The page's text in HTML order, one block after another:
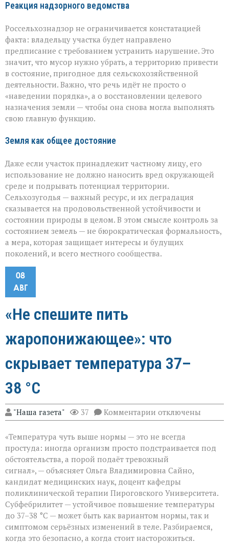
Реакция надзорного ведомства
Россельхознадзор не ограничивается констатацией
факта: владельцу участка будет направлено
предписание с требованием устранить нарушение. Это
значит, что мусор нужно убрать, а территорию привести
в состояние, пригодное для сельскохозяйственной
деятельности. Важно, что речь идёт не просто о
«наведении порядка», а о восстановлении целевого
назначения земли — чтобы она снова могла выполнять
свою главную функцию.
Земля как общее достояние
Даже если участок принадлежит частному лицу, его
использование не должно наносить вред окружающей
среде и подрывать потенциал территории.
Сельхозугодья — важный ресурс, и их деградация
сказывается на продовольственной устойчивости и
состоянии природы в целом. В этом смысле контроль за
состоянием земель — не бюрократическая формальность,
а мера, которая защищает интересы и будущих
поколений, и всего местного сообщества.
08
АВГ
«Не спешите пить
жаропонижающее»: что
скрывает температура 37–
38 °C
"Наша газета" 37 Комментарии к
записи
спешите
пить
что
скрывает
температура
37–
38 °C
отключены
«Температура чуть выше нормы — это не всегда
простуда: иногда организм просто подстраивается под
обстоятельства, а порой подаёт тревожный
сигнал», — объясняет Ольга Владимировна Сайно,
кандидат медицинских наук, доцент кафедры
поликлинической терапии Пироговского Университета.
Субфебрилитет — устойчивое повышение температуры
до 37–38 °C — может быть как вариантом нормы, так и
симптомом серьёзных изменений в теле. Разбираемся,
когда это безопасно, а когда стоит насторожиться.